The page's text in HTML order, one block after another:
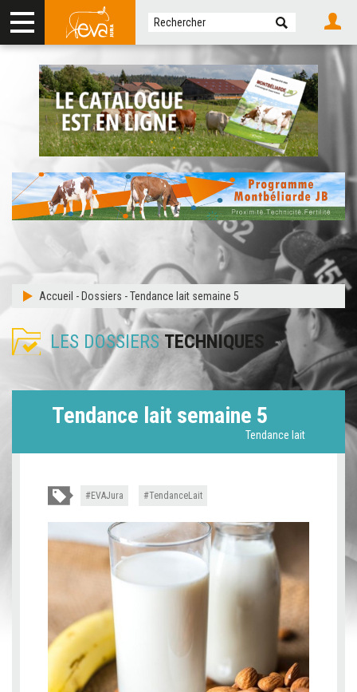
Accueil - Dossiers -Tendance lait semaine 5
LES DOSSIERS TECHNIQUES
Tendance lait semaine 5
Tendance lait
EVAJura TendanceLait